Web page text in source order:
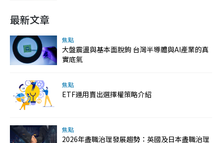
最新文章
焦點
大盤震盪與基本面脫鉤 台灣半導體與AI產業的真
實底氣
焦點
ETF運用賣出選擇權策略介紹
焦點
2026年盡職治理發展趨勢：英國及日本盡職治理